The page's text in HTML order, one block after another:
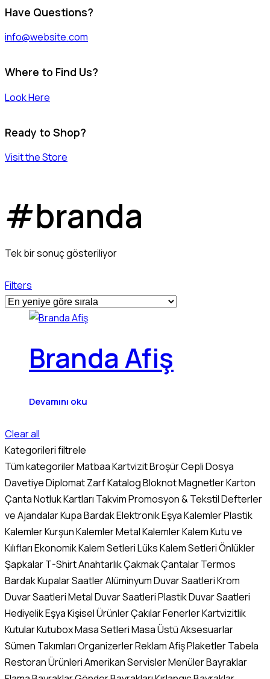
Have Questions?
info@website.com
Where to Find Us?
Look Here
Ready to Shop?
Visit the Store
#branda
Tek bir sonuç gösteriliyor
Filters
Branda Afiş
Devamını oku
Clear all
Kategorileri filtrele
Tüm kategorilerMatbaaKartvizitBroşürCepli Dosya
DavetiyeDiplomat ZarfKatalogBloknotMagnetlerKarton
ÇantaNotluk Kartları TakvimPromosyon & TekstilDefterler
ve AjandalarKupa BardakElektronik EşyaKalemlerPlastik
KalemlerKurşun KalemlerMetal KalemlerKalem Kutu ve
KılıflarıEkonomik Kalem SetleriLüks Kalem SetleriÖnlükler
ŞapkalarT-ShirtAnahtarlıkÇakmakÇantalarTermos
Bardak KupalarSaatlerAlüminyum Duvar SaatleriKrom
Duvar SaatleriMetal Duvar SaatleriPlastik Duvar Saatleri
Hediyelik EşyaKişisel ÜrünlerÇakılarFenerlerKartvizitlik
KutularKutuboxMasa SetleriMasa Üstü Aksesuarlar
Sümen TakımlarıOrganizerlerReklamAfişPlaketlerTabela
Restoran ÜrünleriAmerikan ServislerMenülerBayraklar